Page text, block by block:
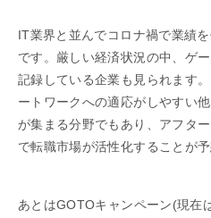
IT業界と並んでコロナ禍で業績
です。厳しい経済状況の中、ゲ
記録している企業も見られます
ートワークへの適応がしやすい
が集まる分野でもあり、アフタ
で転職市場が活性化することが予
あとはGOTOキャンペーン(現在